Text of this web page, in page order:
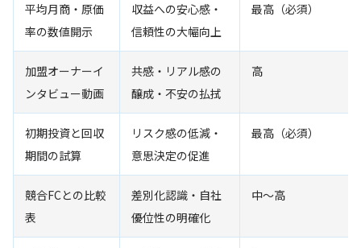
平均月商・原価
率の数値開示
収益への安心感・
信頼性の大幅向上
最高（必須）
加盟オーナーイ
ンタビュー動画
共感・リアル感の
醸成・不安の払拭
高
初期投資と回収
期間の試算
リスク感の低減・
意思決定の促進
最高（必須）
競合FCとの比較
表
差別化認識・自社
優位性の明確化
中〜高